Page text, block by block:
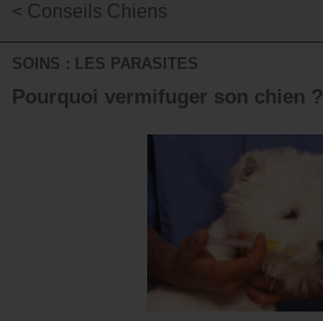
< Conseils Chiens
SOINS : LES PARASITES
Pourquoi vermifuger son chien ?